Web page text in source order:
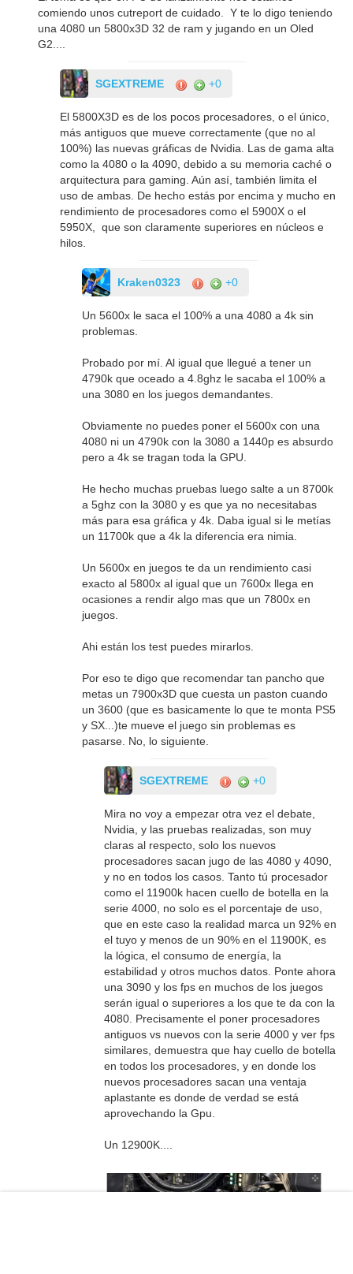
comiendo unos cutreport de cuidado. Y te lo digo teniendo
una 4080 un 5800x3D 32 de ram y jugando en un Oled
G2....
SGEXTREME +0
El 5800X3D es de los pocos procesadores, o el único,
más antiguos que mueve correctamente (que no al
100%) las nuevas gráficas de Nvidia. Las de gama alta
como la 4080 o la 4090, debido a su memoria caché o
arquitectura para gaming. Aún así, también limita el
uso de ambas. De hecho estás por encima y mucho en
rendimiento de procesadores como el 5900X o el
5950X, que son claramente superiores en núcleos e
hilos.
Kraken0323 +0
Un 5600x le saca el 100% a una 4080 a 4k sin
problemas.
Probado por mí. Al igual que llegué a tener un
4790k que oceado a 4.8ghz le sacaba el 100% a
una 3080 en los juegos demandantes.
Obviamente no puedes poner el 5600x con una
4080 ni un 4790k con la 3080 a 1440p es absurdo
pero a 4k se tragan toda la GPU.
He hecho muchas pruebas luego salte a un 8700k
a 5ghz con la 3080 y es que ya no necesitabas
más para esa gráfica y 4k. Daba igual si le metías
un 11700k que a 4k la diferencia era nimia.
Un 5600x en juegos te da un rendimiento casi
exacto al 5800x al igual que un 7600x llega en
ocasiones a rendir algo mas que un 7800x en
juegos.
Ahi están los test puedes mirarlos.
Por eso te digo que recomendar tan pancho que
metas un 7900x3D que cuesta un paston cuando
un 3600 (que es basicamente lo que te monta PS5
y SX...)te mueve el juego sin problemas es
pasarse. No, lo siguiente.
SGEXTREME +0
Mira no voy a empezar otra vez el debate,
Nvidia, y las pruebas realizadas, son muy
claras al respecto, solo los nuevos
procesadores sacan jugo de las 4080 y 4090,
y no en todos los casos. Tanto tú procesador
como el 11900k hacen cuello de botella en la
serie 4000, no solo es el porcentaje de uso,
que en este caso la realidad marca un 92% en
el tuyo y menos de un 90% en el 11900K, es
la lógica, el consumo de energía, la
estabilidad y otros muchos datos. Ponte ahora
una 3090 y los fps en muchos de los juegos
serán igual o superiores a los que te da con la
4080. Precisamente el poner procesadores
antiguos vs nuevos con la serie 4000 y ver fps
similares, demuestra que hay cuello de botella
en todos los procesadores, y en donde los
nuevos procesadores sacan una ventaja
aplastante es donde de verdad se está
aprovechando la Gpu.
Un 12900K....